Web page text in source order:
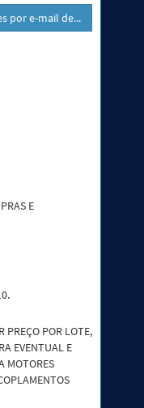
Ativar/Desativar notificações por e-mail dessa licitação
E
PREÇO POR LOTE,
EVENTUAL E
MOTORES